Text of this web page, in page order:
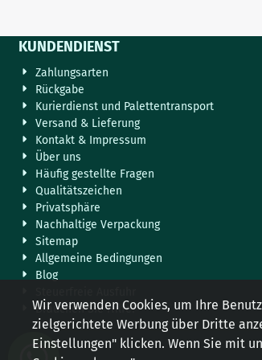
KUNDENDIENST
Zahlungsarten
Rückgabe
Kurierdienst und Palettentransport
Versand & Lieferung
Kontakt & Impressum
Über uns
Häufig gestellte Fragen
Qualitätszeichen
Privatsphäre
Nachhaltige Verpackung
Sitemap
Allgemeine Bedingungen
Blog
Brauchen Sie Hilfe?
Wir verwenden Cookies, um Ihre
zielgerichtete Werbung über Dritte
Einstellungen" klicken. Wenn Sie mit